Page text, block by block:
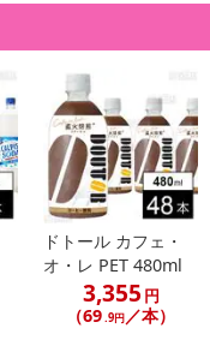
ドトール カフェ・
オ・レ PET 480ml
3,355 円
（69.9円 ／本）